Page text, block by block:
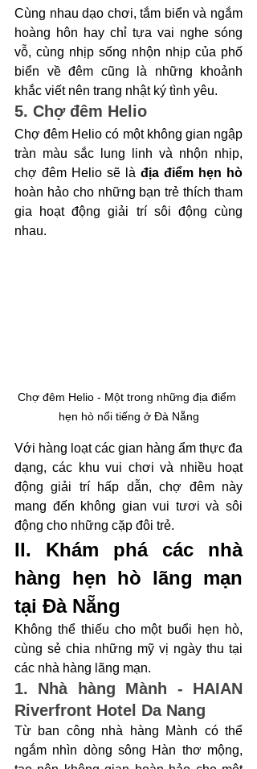
Cùng nhau dạo chơi, tắm biển và ngắm
hoàng hôn hay chỉ tựa vai nghe sóng
vỗ, cùng nhịp sống nhộn nhịp của phố
biển về đêm cũng là những khoảnh
khắc viết nên trang nhật ký tình yêu.
5. Chợ đêm Helio
Chợ đêm Helio có một không gian ngập
tràn màu sắc lung linh và nhộn nhịp,
chợ đêm Helio sẽ là
hoàn hảo cho những bạn trẻ thích tham
gia hoạt động giải trí sôi động cùng
nhau.
Chợ đêm Helio - Một trong những địa điểm
hẹn hò nổi tiếng ở Đà Nẵng
Với hàng loạt các gian hàng ẩm thực đa
dạng, các khu vui chơi và nhiều hoạt
động giải trí hấp dẫn, chợ đêm này
mang đến không gian vui tươi và sôi
động cho những cặp đôi trẻ.
II. Khám phá các nhà
hàng hẹn hò lãng mạn
tại Đà Nẵng
Không thể thiếu cho một buổi hẹn hò,
cùng sẻ chia những mỹ vị ngày thu tại
các nhà hàng lãng mạn.
1. Nhà hàng Mành - HAIAN
Riverfront Hotel Da Nang
Từ ban công nhà hàng Mành có thể
ngắm nhìn dòng sông Hàn thơ mộng,